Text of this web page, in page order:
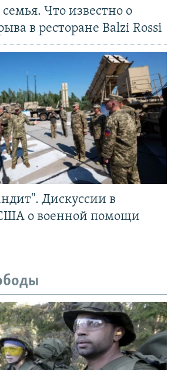
Что известно о
в ресторане Balzi Rossi
Дискуссии в
о военной помощи